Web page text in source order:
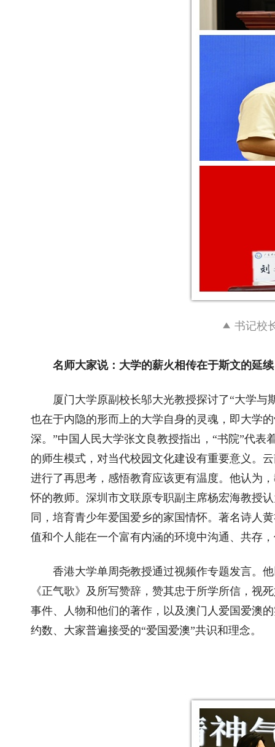
书记校
名师大家说：大学的薪火相传在于斯文的延
厦门大学原副校长邬大光教授探讨了“大学
也在于内隐的形而上的大学自身的灵魂，即大学
深。”中国人民大学张文良教授指出，“书院”代
的师生模式，对当代校园文化建设有重要意义。
进行了再思考，感悟教育应该更有温度。他认为
怀的教师。深圳市文联原专职副主席杨宏海教授
同，培育青少年爱国爱乡的家国情怀。著名诗人
值和个人能在一个富有内涵的环境中沟通、共存
香港大学单周尧教授通过视频作专题发言。
《正气歌》及所写赞辞，赞其忠于所学所信，视
事件、人物和他们的著作，以及澳门人爱国爱澳
约数、大家普遍接受的“爱国爱澳”共识和理念。